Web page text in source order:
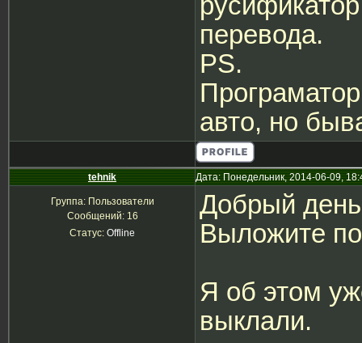
перевода.
PS.
авто, но
tehnik Дата: Понедельник, 2014-06-09,
Группа: Пользователи
Сообщений: 16
Статус: Offline
Добрый
Выложите
Я об этом
выклали.